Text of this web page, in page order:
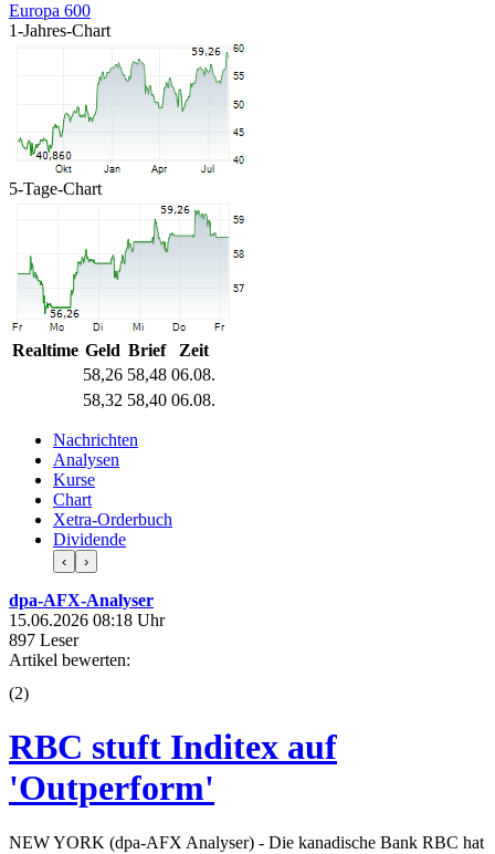
Europa 600
1-Jahres-Chart
5-Tage-Chart
Realtime Geld Brief
Zeit
58,26 58,48 06.08.
58,32 58,40 06.08.
Nachrichten
Analysen
Kurse
Chart
Xetra-Orderbuch
Dividende
‹ ›
dpa-AFX-Analyser
15.06.2026 08:18 Uhr
897 Leser
Artikel bewerten:
(2)
RBC stuft Inditex auf
'Outperform'
NEW YORK (dpa-AFX Analyser) - Die kanadische Bank RBC hat